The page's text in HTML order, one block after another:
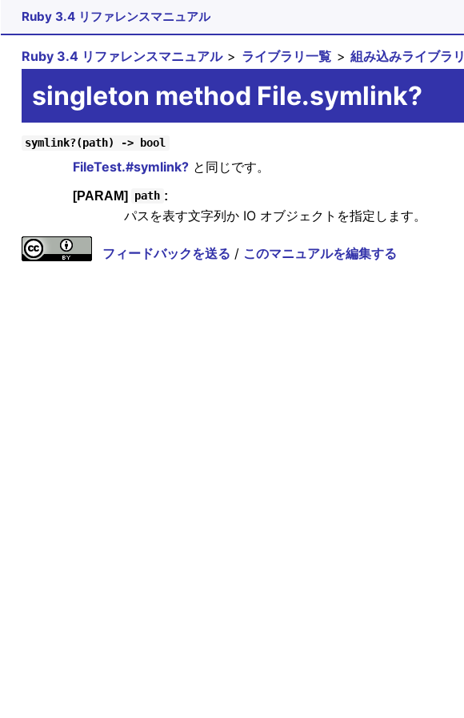
Ruby 3.4 リファレンスマニュアル
Ruby 3.4 リファレンスマニュアル ライブラリ一覧 組み込みライブラリ
singleton method File.symlink?
symlink?(path) -> bool
FileTest.#symlink?と同じです。
[PARAM] path :
パスを表す文字列か IO オブジェクトを指定します。
フィードバックを送る / このマニュアルを編集する